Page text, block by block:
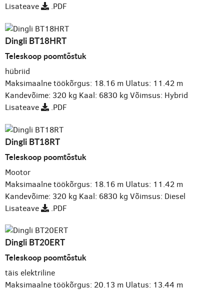
Lisateave
.PDF
Dingli BT18HRT
Teleskoop poomtõstuk
hübriid
Maksimaalne töökõrgus: 18.16 m Ulatus: 11.42 m
Kandevõime: 320 kg Kaal: 6830 kg Võimsus: Hybrid
Lisateave
.PDF
Dingli BT18RT
Teleskoop poomtõstuk
Mootor
Maksimaalne töökõrgus: 18.16 m Ulatus: 11.42 m
Kandevõime: 320 kg Kaal: 6830 kg Võimsus: Diesel
Lisateave
.PDF
Dingli BT20ERT
Teleskoop poomtõstuk
täis elektriline
Maksimaalne töökõrgus: 20.13 m Ulatus: 13.44 m